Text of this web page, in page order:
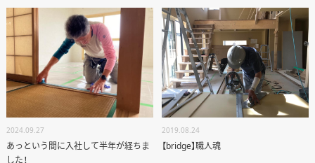
2024.09.27
あっという間に入社して半年が経ちま
した！
2019.08.24
【bridge】職人魂